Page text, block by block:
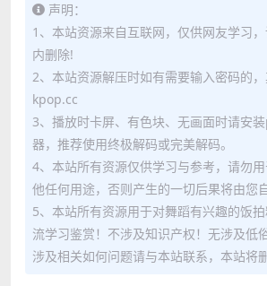
声明：
1、本站资源来自互联网，仅供网友学习
内删除!
2、本站资源解压时如有需要输入密码的
kpop.cc
3、播放时卡屏、有色块、无画面时请安
器，推荐使用终极解码或完美解码。
4、本站所有资源仅供学习与参考，请勿
他任何用途，否则产生的一切后果将由您
5、本站所有资源用于对舞蹈有兴趣的饭
流学习鉴赏！不涉及知识产权！无涉及低
涉及相关如何问题请与本站联系，本站将